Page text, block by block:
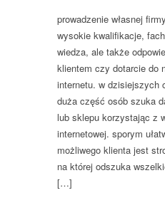
prowadzenie własnej
wysokie kwalifikacje,
wiedza, ale także
klientem czy dotarcie do
internetu. w dzisiejszych
duża część osób szuka
lub sklepu korzystając z
internetowej. sporym
możliwego klienta jest
na której odszuka
[…]